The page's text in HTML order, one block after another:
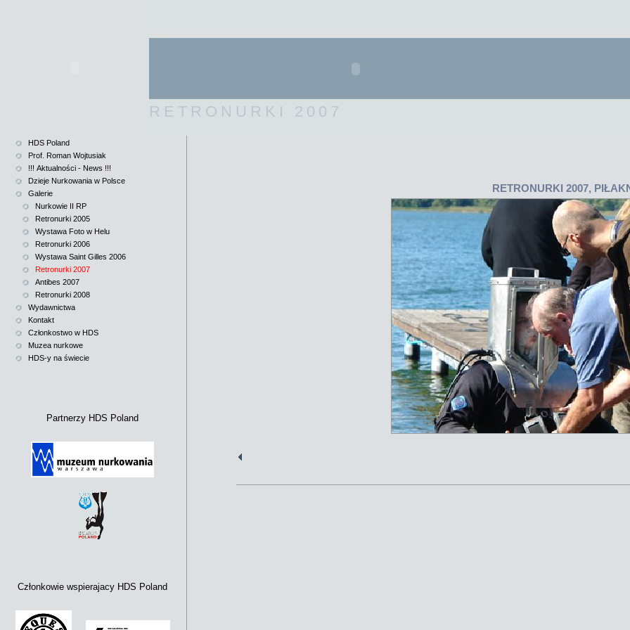
RETRONURKI 2007
HDS Poland
Prof. Roman Wojtusiak
!!! Aktualności - News !!!
Dzieje Nurkowania w Polsce
Galerie
Nurkowie II RP
Retronurki 2005
Wystawa Foto w Helu
Retronurki 2006
Wystawa Saint Gilles 2006
Retronurki 2007
Antibes 2007
Retronurki 2008
Wydawnictwa
Kontakt
Członkostwo w HDS
Muzea nurkowe
HDS-y na świecie
Partnerzy HDS Poland
Członkowie wspierajacy HDS Poland
RETRONURKI 2007,